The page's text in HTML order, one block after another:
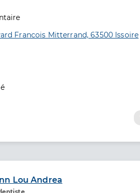
Francois Mitterrand, 63500 Issoire
Lou Andrea
de santé